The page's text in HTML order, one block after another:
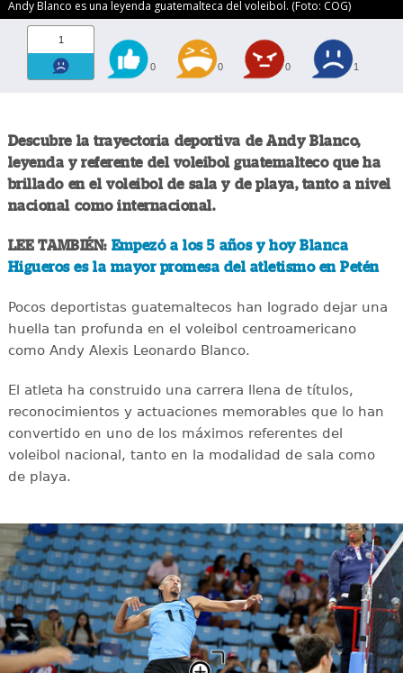
Andy Blanco es una leyenda guatemalteca del voleibol. (Foto: COG)
1
0 0 0 1
Descubre la trayectoria deportiva de Andy Blanco,
leyenda y referente del voleibol guatemalteco que ha
brillado en el voleibol de sala y de playa, tanto a nivel
nacional como internacional.
LEE TAMBIÉN: Empezó a los 5 años y hoy Blanca
Higueros es la mayor promesa del atletismo en Petén
Pocos deportistas guatemaltecos han logrado dejar una
huella tan profunda en el voleibol centroamericano
como Andy Alexis Leonardo Blanco.
El atleta ha construido una carrera llena de títulos,
reconocimientos y actuaciones memorables que lo han
convertido en uno de los máximos referentes del
voleibol nacional, tanto en la modalidad de sala como
de playa.